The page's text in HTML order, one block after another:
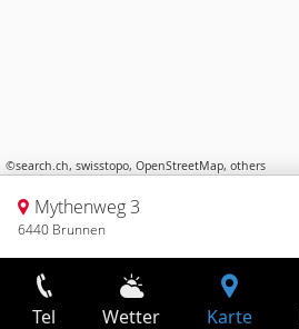
©search.ch, swisstopo, OpenStreetMap, others
Mythenweg 3
6440 Brunnen
Tel Wetter Karte